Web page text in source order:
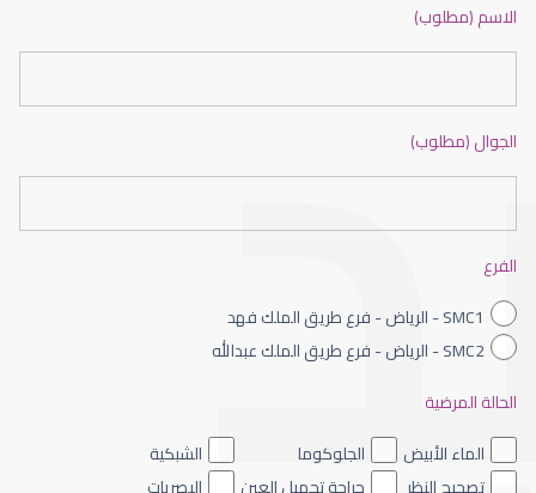
ضعف نظر الاطفال
ضعف نظر العين اليسرى
الاسم (مطلوب)
الجوال (مطلوب)
الفرع
SMC1 - الرياض - فرع طريق الملك فهد
SMC2 - الرياض - فرع طريق الملك عبدالله
الحالة المرضية
الماء الأبيض
الجلوكوما
الشبكية